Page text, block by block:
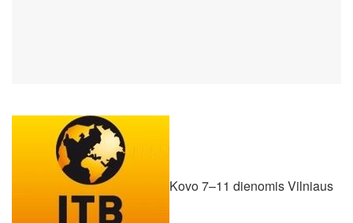
Kovo 7–11 dienomis Vilniaus